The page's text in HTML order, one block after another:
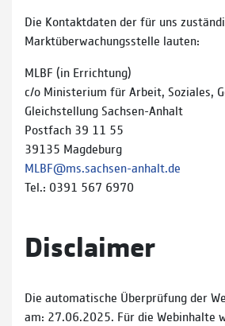
Die Kontaktdaten der für uns
Marktüberwachungsstelle lauten:
MLBF (in Errichtung)
c/o Ministerium für Arbeit, Soziales,
Gleichstellung Sachsen-Anhalt
Postfach 39 11 55
39135 Magdeburg
MLBF@ms.sachsen-​anhalt.de
Tel.: 0391 567 6970
Disclaimer
Die automatische Überprüfung der
am: 27.06.2025. Für die Webinhalte